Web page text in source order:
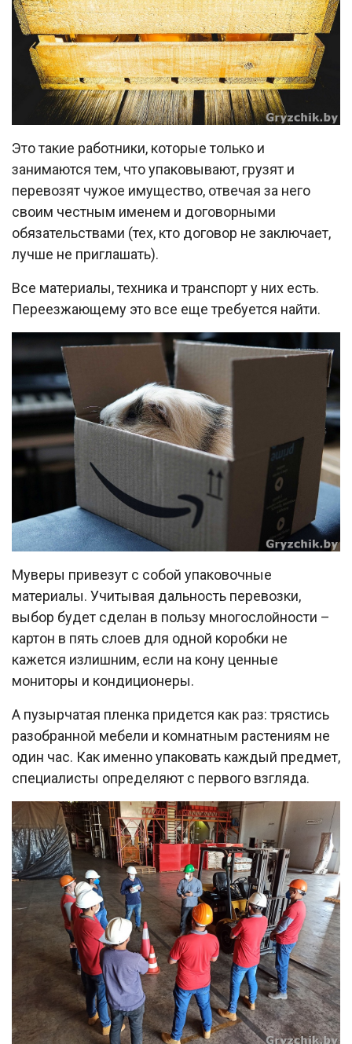
Это такие работники, которые только и
занимаются тем, что упаковывают, грузят и
перевозят чужое имущество, отвечая за него
своим честным именем и договорными
обязательствами (тех, кто договор не заключает,
лучше не приглашать).
Все материалы, техника и транспорт у них есть.
Переезжающему это все еще требуется найти.
Муверы привезут с собой упаковочные
материалы. Учитывая дальность перевозки,
выбор будет сделан в пользу многослойности –
картон в пять слоев для одной коробки не
кажется излишним, если на кону ценные
мониторы и кондиционеры.
А пузырчатая пленка придется как раз: трястись
разобранной мебели и комнатным растениям не
один час. Как именно упаковать каждый предмет,
специалисты определяют с первого взгляда.